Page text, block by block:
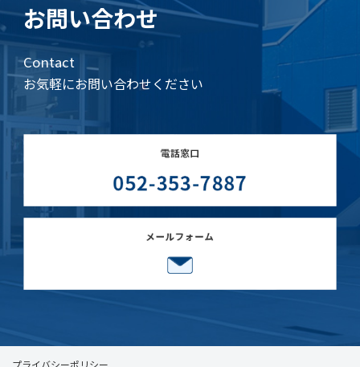
お問い合わせ
Contact
お気軽にお問い合わせください
プライバシーポリシー